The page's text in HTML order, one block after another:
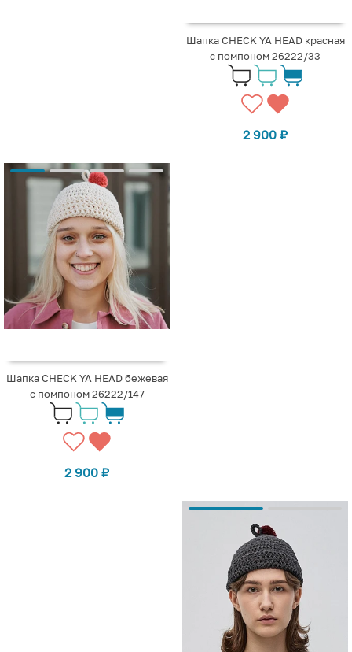
Шапка CHECK YA HEAD красная
с помпоном 26222/33
2 900 ₽
Шапка CHECK YA HEAD бежевая
с помпоном 26222/147
2 900 ₽